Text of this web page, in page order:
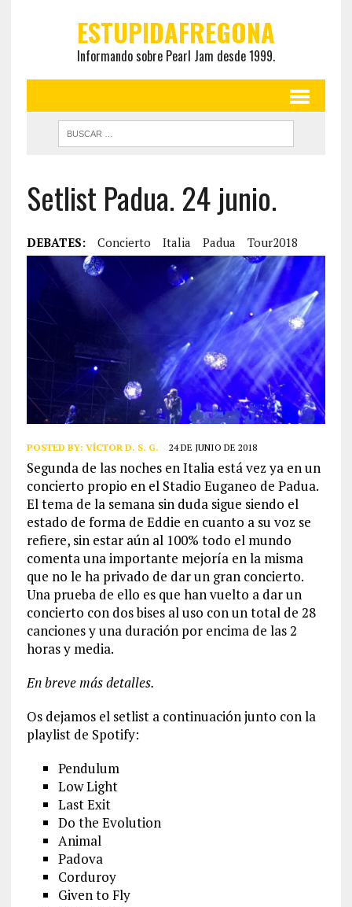
ESTUPIDAFREGONA
Informando sobre Pearl Jam desde 1999.
Setlist Padua. 24 junio.
DEBATES: Concierto Italia Padua Tour2018
POSTED BY: VÍCTOR D. S. G. 24 DE JUNIO DE 2018
Segunda de las noches en Italia está vez ya en un
concierto propio en el Stadio Euganeo de Padua.
El tema de la semana sin duda sigue siendo el
estado de forma de Eddie en cuanto a su voz se
refiere, sin estar aún al 100% todo el mundo
comenta una importante mejoría en la misma
que no le ha privado de dar un gran concierto.
Una prueba de ello es que han vuelto a dar un
concierto con dos bises al uso con un total de 28
canciones y una duración por encima de las 2
horas y media.
En breve más detalles.
Os dejamos el setlist a continuación junto con la
playlist de Spotify:
Pendulum
Low Light
Last Exit
Do the Evolution
Animal
Padova
Corduroy
Given to Fly